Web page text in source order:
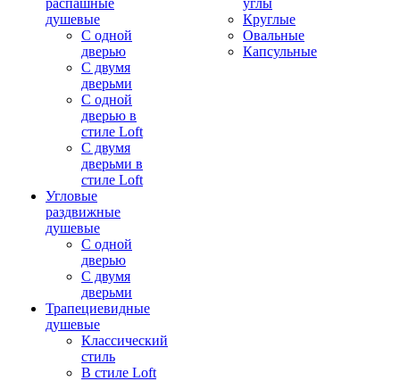
распашные
душевые
С одной
дверью
С двумя
дверьми
С одной
дверью в
стиле Loft
С двумя
дверьми в
стиле Loft
Угловые
раздвижные
душевые
С одной
дверью
С двумя
дверьми
Трапециевидные
душевые
Классический
стиль
В стиле Loft
углы
Круглые
Овальные
Капсульные